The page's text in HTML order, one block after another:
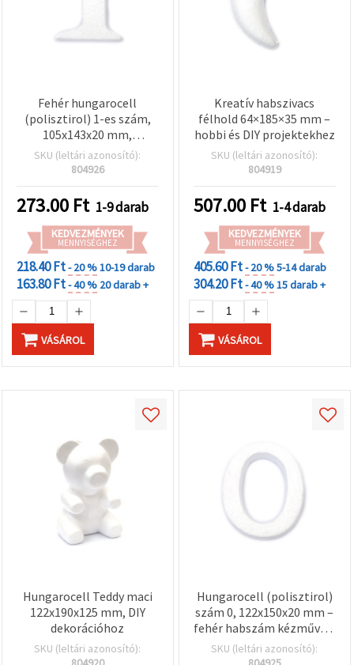
Fehér hungarocell
(polisztirol) 1-es szám,
105x143x20 mm,
kézműves, DIY, esküvői és
ünnepi dekorációhoz
SKU (leltári azonosító):
804926
273.00 Ft 1-9 darab
KEDVEZMÉNYEK
MENNYISÉGHEZ
218.40 Ft- 20 %10-19 darab
163.80 Ft- 40 % 20 darab +
VÁSÁROL
Kreatív habszivacs
félhold 64×185×35 mm –
hobbi és DIY projektekhez
SKU (leltári azonosító):
804919
507.00 Ft 1-4 darab
KEDVEZMÉNYEK
MENNYISÉGHEZ
405.60 Ft- 20 %5-14 darab
304.20 Ft- 40 %15 darab +
VÁSÁROL
Hungarocell Teddy maci
122x190x125 mm, DIY
dekorációhoz
SKU (leltári azonosító):
Hungarocell (polisztirol)
szám 0, 122x150x20 mm –
fehér habszám kézműves,
hobbi, DIY, esküvői és
ünnepi dekorációhoz
SKU (leltári azonosító):